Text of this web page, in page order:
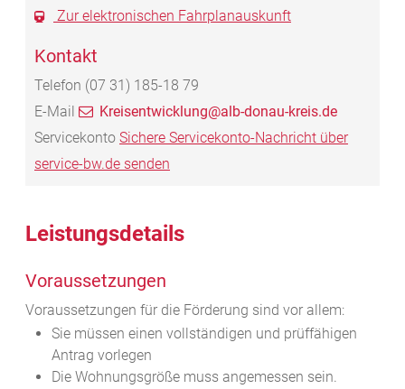
Zur elektronischen Fahrplanauskunft
Kontakt
Telefon (07 31) 185-18 79
E-Mail
Kreisentwicklung@alb-donau-kreis.de
Servicekonto Sichere Servicekonto-Nachricht über
service-bw.de senden
Leistungsdetails
Voraussetzungen
Voraussetzungen für die Förderung sind vor allem:
Sie müssen einen vollständigen und prüffähigen
Antrag vorlegen
Die Wohnungsgröße muss angemessen sein.